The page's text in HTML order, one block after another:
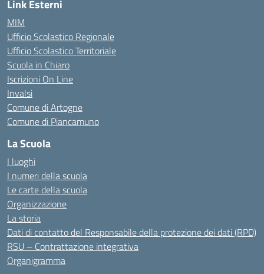
Link Esterni
MIM
Ufficio Scolastico Regionale
Ufficio Scolastico Territoriale
Scuola in Chiaro
Iscrizioni On Line
Invalsi
Comune di Artogne
Comune di Piancamuno
La Scuola
I luoghi
I numeri della scuola
Le carte della scuola
Organizzazione
La storia
Dati di contatto del Responsabile della protezione dei dati (RPD)
RSU – Contrattazione integrativa
Organigramma